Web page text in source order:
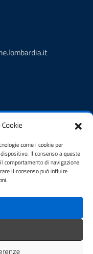
come i cookie per
Il consenso a queste
comportamento di navigazione
il consenso può influire